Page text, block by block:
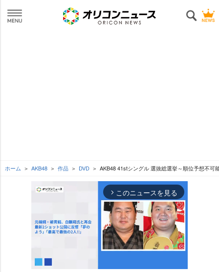
ホーム AKB48 作品 DVD AKB48 41stシングル 選抜総選挙～順位予想不
arrow_forward_ios このニュースを見る